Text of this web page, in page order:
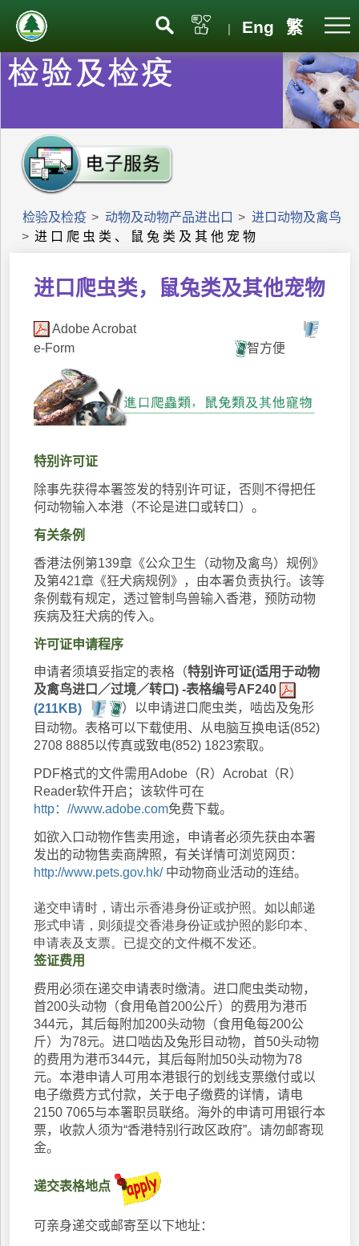
| Eng 繁
检验及检疫 > 动物及动物产品进出口 > 进口动物及禽鸟
> 进 口 爬 虫 类 、 鼠 兔 类 及 其 他 宠 物
进口爬虫类，鼠兔类及其他宠物
Adobe Acrobat
e-Form
智方便
特别许可证
除事先获得本署签发的特别许可证，否则不得把任
何动物输入本港（不论是进口或转口）。
有关条例
香港法例第139章《公众卫生（动物及禽鸟）规例》
及第421章《狂犬病规例》，由本署负责执行。该等
条例载有规定，透过管制鸟兽输入香港，预防动物
疾病及狂犬病的传入。
许可证申请程序
申请者须填妥指定的表格（特别许可证(适用于动物
及禽鸟进口／过境／转口) -表格编号AF240
(211KB)
）以申请进口爬虫类，啮齿及兔形
目动物。表格可以下载使用、从电脑互换电话(852)
2708 8885以传真或致电(852) 1823索取。
PDF格式的文件需用Adobe（R）Acrobat（R）
Reader软件开启；该软件可在
http：//www.adobe.com免费下载。
如欲入口动物作售卖用途，申请者必须先获由本署
发出的动物售卖商牌照，有关详情可浏览网页：
http://www.pets.gov.hk/ 中动物商业活动的连结。
递交申请时，请出示香港身份证或护照。如以邮递
形式申请，则须提交香港身份证或护照的影印本、
申请表及支票。已提交的文件概不发还。
签证费用
费用必须在递交申请表时缴清。进口爬虫类动物，
首200头动物（食用龟首200公斤）的费用为港币
344元，其后每附加200头动物（食用龟每200公
斤）为78元。进口啮齿及兔形目动物，首50头动物
的费用为港币344元，其后每附加50头动物为78
元。本港申请人可用本港银行的划线支票缴付或以
电子缴费方式付款，关于电子缴费的详情，请电
2150 7065与本署职员联络。海外的申请可用银行本
票，收款人须为“香港特别行政区政府”。请勿邮寄现
金。
递交表格地点
可亲身递交或邮寄至以下地址：